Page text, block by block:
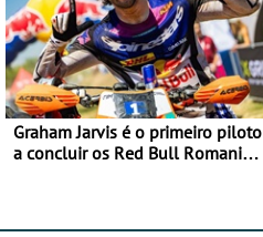
Graham Jarvis é o primeiro piloto
a concluir os Red Bull Romaniacs